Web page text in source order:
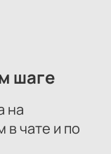
шаге
на
чате и по